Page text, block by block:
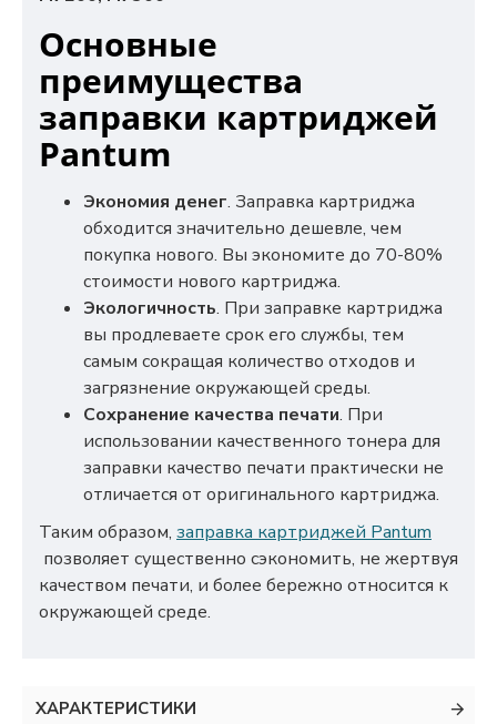
Основные
преимущества
заправки картриджей
Pantum
Экономия денег. Заправка картриджа
обходится значительно дешевле, чем
покупка нового. Вы экономите до 70-80%
стоимости нового картриджа.
Экологичность. При заправке картриджа
вы продлеваете срок его службы, тем
самым сокращая количество отходов и
загрязнение окружающей среды.
Сохранение качества печати. При
использовании качественного тонера для
заправки качество печати практически не
отличается от оригинального картриджа.
Таким образом, заправка картриджей Pantum
позволяет существенно сэкономить, не жертвуя
качеством печати, и более бережно относится к
окружающей среде.
ХАРАКТЕРИСТИКИ